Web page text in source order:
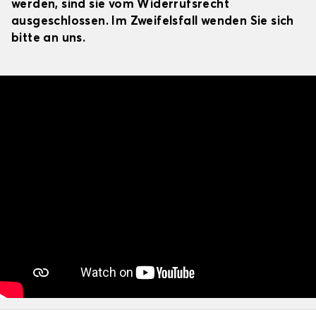
werden, sind sie vom Widerrufsrecht
ausgeschlossen. Im Zweifelsfall wenden Sie sich
bitte an uns.